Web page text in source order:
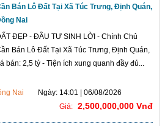
Bán Lô Đất Tại Xã Túc Trưng, Định Quán,
Nai
ĐẸP - ĐẦU TƯ SINH LỜI - Chính Chủ
Bán Lô Đất Tại Xã Túc Trưng, Định Quán,
bán: 2,5 tỷ - Tiện ích xung quanh đầy đủ...
Nai
Ngày: 14:01 | 06/08/2026
Giá: 2,500,000,000 Vnđ